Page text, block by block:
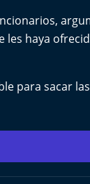
les haya
para sacar las